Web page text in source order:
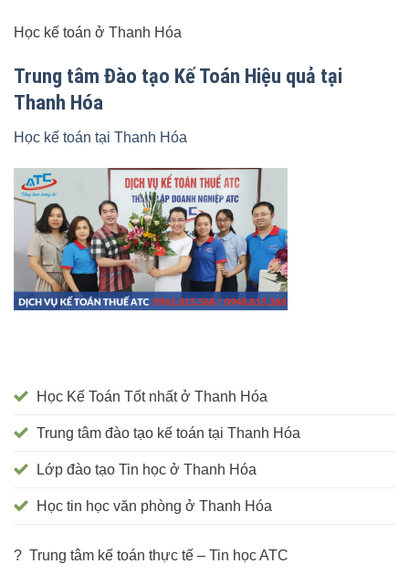
Học kế toán ở Thanh Hóa
Trung tâm Đào tạo Kế Toán Hiệu quả tại
Thanh Hóa
Học kế toán tại Thanh Hóa
Học Kế Toán Tốt nhất ở Thanh Hóa
Trung tâm đào tạo kế toán tại Thanh Hóa
Lớp đào tạo Tin học ở Thanh Hóa
Học tin học văn phòng ở Thanh Hóa
? Trung tâm kế toán thực tế – Tin học ATC